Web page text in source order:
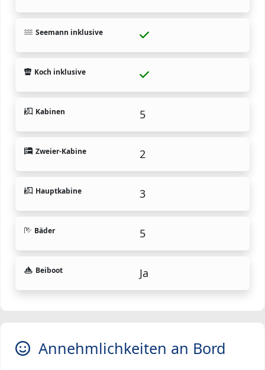
Seemann inklusive
Koch inklusive
Kabinen 5
Zweier-Kabine 2
Hauptkabine 3
Bäder 5
Beiboot Ja
Annehmlichkeiten an Bord